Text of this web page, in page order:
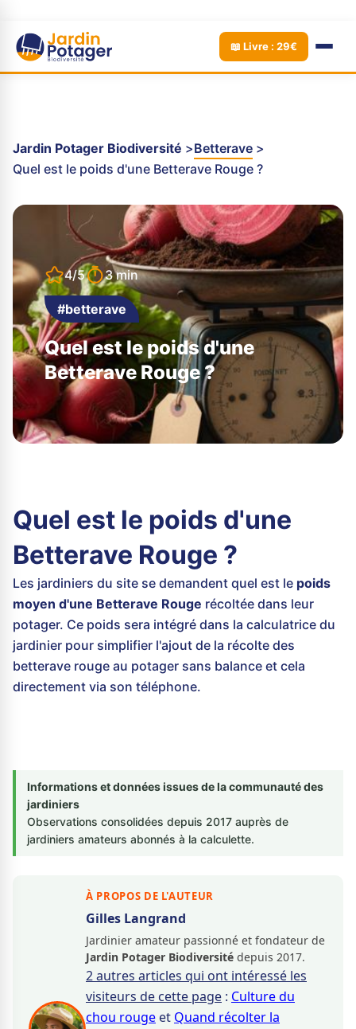
📖 Livre : 29€
Jardin Potager Biodiversité
Betterave
Quel est le poids d'une Betterave Rouge ?
4/5 3 min
#betterave
Quel est le poids d'une
Betterave Rouge ?
Quel est le poids d'une
Betterave Rouge ?
Les jardiniers du site se demandent quel est le poids
moyen d'une Betterave Rouge récoltée dans leur
potager. Ce poids sera intégré dans la calculatrice du
jardinier pour simplifier l'ajout de la récolte des
betterave rouge au potager sans balance et cela
directement via son téléphone.
Informations et données issues de la communauté des
jardiniers
Observations consolidées depuis 2017 auprès de
jardiniers amateurs abonnés à la calculette.
À PROPOS DE L'AUTEUR
Gilles Langrand
Jardinier amateur passionné et fondateur de
Jardin Potager Biodiversité depuis 2017.
2 autres articles qui ont intéressé les
visiteurs de cette page : Culture du
chou rouge et Quand récolter la